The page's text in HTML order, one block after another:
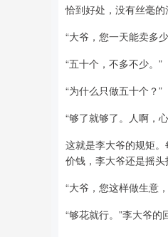
恰到好处，没有丝毫的
“大爷，您一天能卖多
“五十个，不多不少。”
“为什么只做五十个？”
“够了就够了。人啊，
这就是李大爷的规矩
价钱，李大爷还是摇头
“大爷，您这样做生意
“够花就行。”李大爷